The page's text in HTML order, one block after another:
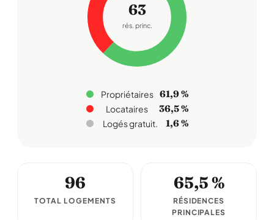
63
rés. princ.
Propriétaires 61,9 %
Locataires 36,5 %
Logés gratuit. 1,6 %
96
TOTAL LOGEMENTS
65,5 %
RÉSIDENCES
PRINCIPALES